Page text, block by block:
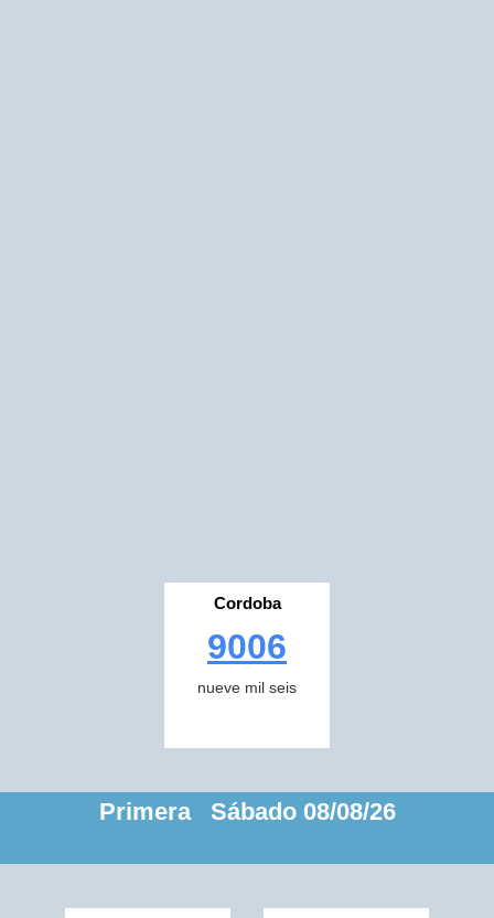
Cordoba
9006
nueve mil seis
Primera Sábado 08/08/26